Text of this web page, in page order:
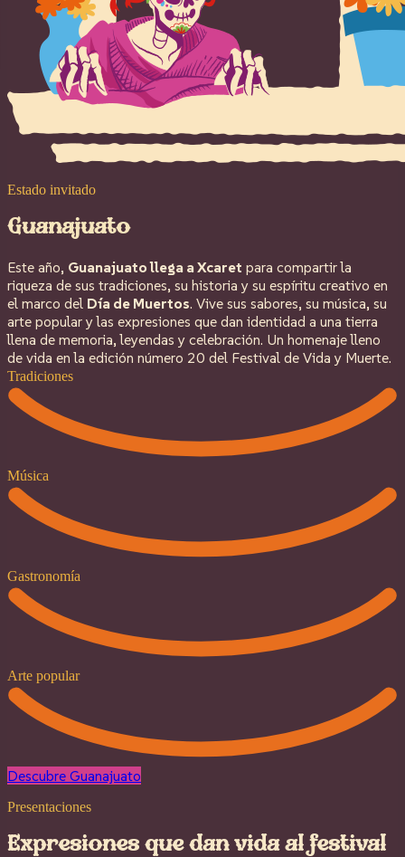
Estado invitado
Guanajuato
Este año, Guanajuato llega a Xcaret para compartir la
riqueza de sus tradiciones, su historia y su espíritu creativo en
el marco del Día de Muertos. Vive sus sabores, su música, su
arte popular y las expresiones que dan identidad a una tierra
llena de memoria, leyendas y celebración. Un homenaje lleno
de vida en la edición número 20 del Festival de Vida y Muerte.
Tradiciones
Música
Gastronomía
Arte popular
Descubre Guanajuato
Presentaciones
Expresiones que dan vida al festival